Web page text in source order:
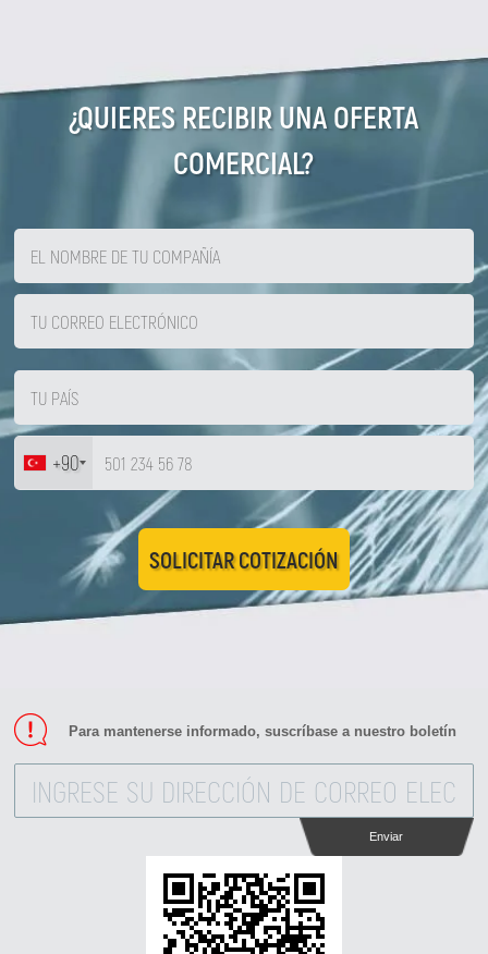
¿QUIERES RECIBIR UNA OFERTA
COMERCIAL?
+90
SOLICITAR COTIZACIÓN
Para mantenerse informado, suscríbase a nuestro boletín
Enviar